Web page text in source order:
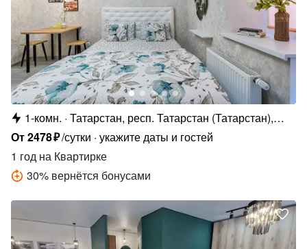
1-комн. Татарстан, респ. Татарстан (Татарстан),
Зеленодольский р-н , Осиновское с.п., с.
Осиново, ул. Марата Ахметшина, 2
От2478₽/сутки укажите даты и гостей
1 год на Квартирке
30% вернётся бонусами